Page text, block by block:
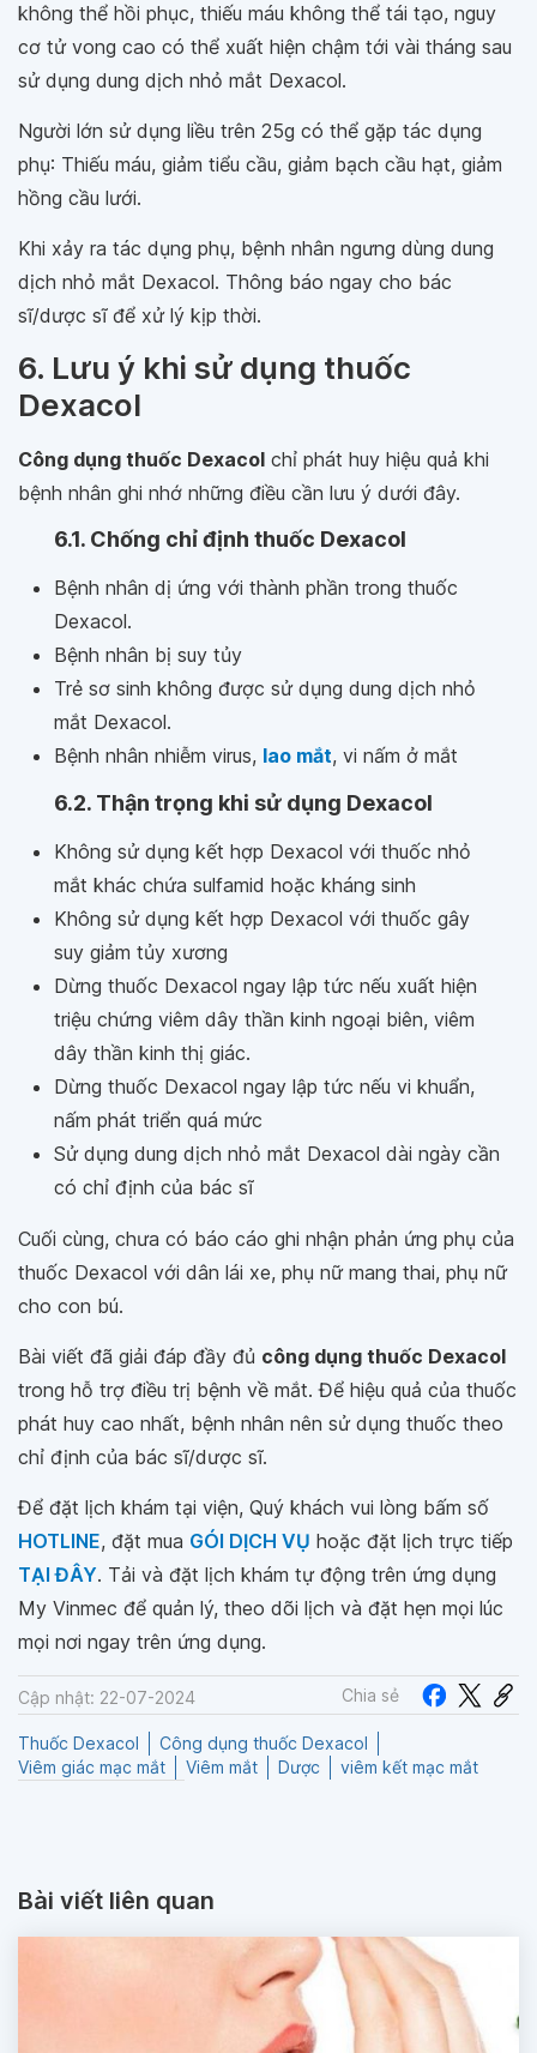
không thể hồi phục, thiếu máu không thể tái tạo, nguy
cơ tử vong cao có thể xuất hiện chậm tới vài tháng sau
sử dụng dung dịch nhỏ mắt Dexacol.
Người lớn sử dụng liều trên 25g có thể gặp tác dụng
phụ: Thiếu máu, giảm tiểu cầu, giảm bạch cầu hạt, giảm
hồng cầu lưới.
Khi xảy ra tác dụng phụ, bệnh nhân ngưng dùng dung
dịch nhỏ mắt Dexacol. Thông báo ngay cho bác
sĩ/dược sĩ để xử lý kịp thời.
6. Lưu ý khi sử dụng thuốc
Dexacol
Công dụng thuốc Dexacol chỉ phát huy hiệu quả khi
bệnh nhân ghi nhớ những điều cần lưu ý dưới đây.
6.1. Chống chỉ định thuốc Dexacol
Bệnh nhân dị ứng với thành phần trong thuốc
Dexacol.
Bệnh nhân bị suy tủy
Trẻ sơ sinh không được sử dụng dung dịch nhỏ
mắt Dexacol.
Bệnh nhân nhiễm virus, lao mắt, vi nấm ở mắt
6.2. Thận trọng khi sử dụng Dexacol
Không sử dụng kết hợp Dexacol với thuốc nhỏ
mắt khác chứa sulfamid hoặc kháng sinh
Không sử dụng kết hợp Dexacol với thuốc gây
suy giảm tủy xương
Dừng thuốc Dexacol ngay lập tức nếu xuất hiện
triệu chứng viêm dây thần kinh ngoại biên, viêm
dây thần kinh thị giác.
Dừng thuốc Dexacol ngay lập tức nếu vi khuẩn,
nấm phát triển quá mức
Sử dụng dung dịch nhỏ mắt Dexacol dài ngày cần
có chỉ định của bác sĩ
Cuối cùng, chưa có báo cáo ghi nhận phản ứng phụ của
thuốc Dexacol với dân lái xe, phụ nữ mang thai, phụ nữ
cho con bú.
Bài viết đã giải đáp đầy đủ công dụng thuốc Dexacol
trong hỗ trợ điều trị bệnh về mắt. Để hiệu quả của thuốc
phát huy cao nhất, bệnh nhân nên sử dụng thuốc theo
chỉ định của bác sĩ/dược sĩ.
Để đặt lịch khám tại viện, Quý khách vui lòng bấm số
HOTLINE, đặt mua GÓI DỊCH VỤ hoặc đặt lịch trực tiếp
TẠI ĐÂY. Tải và đặt lịch khám tự động trên ứng dụng
My Vinmec để quản lý, theo dõi lịch và đặt hẹn mọi lúc
mọi nơi ngay trên ứng dụng.
Cập nhật: 22-07-2024 Chia sẻ
Thuốc Dexacol
Công dụng thuốc Dexacol
Viêm giác mạc mắt
Viêm mắt Dược viêm kết mạc mắt
Bài viết liên quan